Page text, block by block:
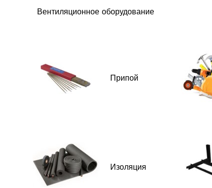
Вентиляционное оборудование
Припой
Изоляция